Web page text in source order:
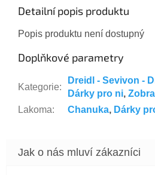
Detailní popis produktu
Popis produktu není dostupný
Doplňkové parametry
Kategorie:
Dreidl - Sevivon -
Dárky pro ni,
Lakoma: Chanuka, Dárky